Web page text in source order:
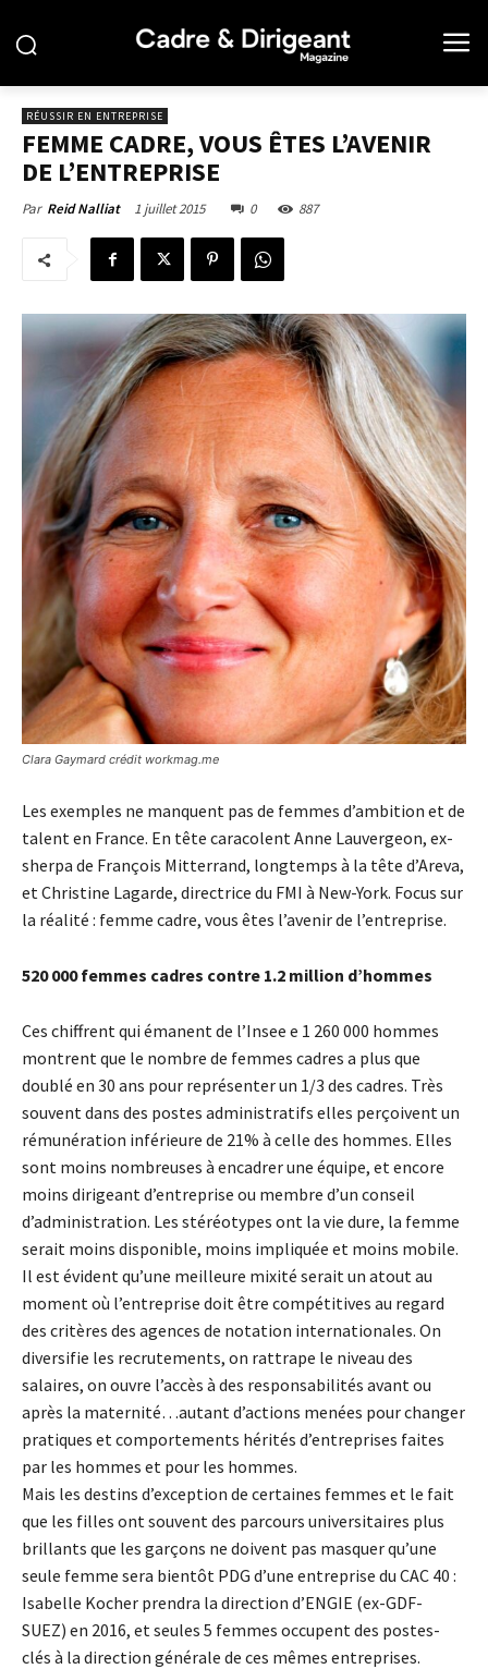
RÉUSSIR EN ENTREPRISE
FEMME CADRE, VOUS ÊTES L’AVENIR
DE L’ENTREPRISE
Par Reid Nalliat 1 juillet 2015 0 887
Clara Gaymard crédit workmag.me
Les exemples ne manquent pas de femmes d’ambition et de
talent en France. En tête caracolent Anne Lauvergeon, ex-
sherpa de François Mitterrand, longtemps à la tête d’Areva,
et Christine Lagarde, directrice du FMI à New-York. Focus sur
la réalité : femme cadre, vous êtes l’avenir de l’entreprise.
520 000 femmes cadres contre 1.2 million d’hommes
Ces chiffrent qui émanent de l’Insee e 1 260 000 hommes
montrent que le nombre de femmes cadres a plus que
doublé en 30 ans pour représenter un 1/3 des cadres. Très
souvent dans des postes administratifs elles perçoivent un
rémunération inférieure de 21% à celle des hommes. Elles
sont moins nombreuses à encadrer une équipe, et encore
moins dirigeant d’entreprise ou membre d’un conseil
d’administration. Les stéréotypes ont la vie dure, la femme
serait moins disponible, moins impliquée et moins mobile.
Il est évident qu’une meilleure mixité serait un atout au
moment où l’entreprise doit être compétitives au regard
des critères des agences de notation internationales. On
diversifie les recrutements, on rattrape le niveau des
salaires, on ouvre l’accès à des responsabilités avant ou
après la maternité…autant d’actions menées pour changer
pratiques et comportements hérités d’entreprises faites
par les hommes et pour les hommes.
Mais les destins d’exception de certaines femmes et le fait
que les filles ont souvent des parcours universitaires plus
brillants que les garçons ne doivent pas masquer qu’une
seule femme sera bientôt PDG d’une entreprise du CAC 40 :
Isabelle Kocher prendra la direction d’ENGIE (ex-GDF-
SUEZ) en 2016, et seules 5 femmes occupent des postes-
clés à la direction générale de ces mêmes entreprises.